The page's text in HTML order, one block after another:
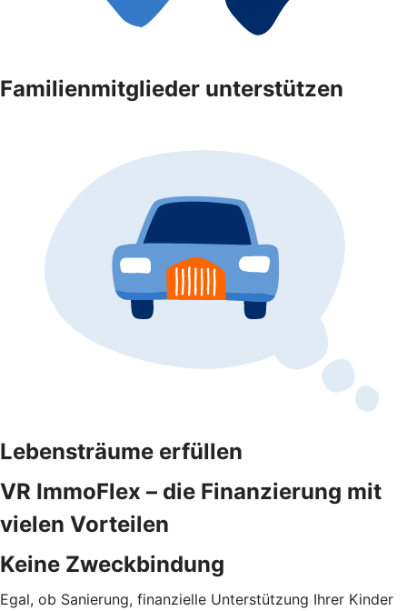
Familienmitglieder unterstützen
Lebensträume erfüllen
VR ImmoFlex – die Finanzierung mit
vielen Vorteilen
Keine Zweckbindung
Egal, ob Sanierung, finanzielle Unterstützung Ihrer Kinder